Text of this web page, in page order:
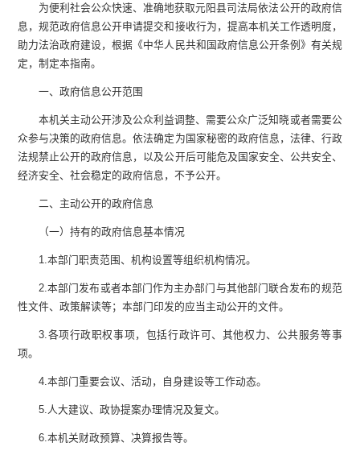
为便利社会公众快速、准确地获取元阳县司法局依法公开的政府信
息，规范政府信息公开申请提交和接收行为，提高本机关工作透明度，
助力法治政府建设，根据《中华人民共和国政府信息公开条例》有关规
定，制定本指南。
一、政府信息公开范围
本机关主动公开涉及公众利益调整、需要公众广泛知晓或者需要公
众参与决策的政府信息。依法确定为国家秘密的政府信息，法律、行政
法规禁止公开的政府信息，以及公开后可能危及国家安全、公共安全、
经济安全、社会稳定的政府信息，不予公开。
二、主动公开的政府信息
（一）持有的政府信息基本情况
1.本部门职责范围、机构设置等组织机构情况。
2.本部门发布或者本部门作为主办部门与其他部门联合发布的规范
性文件、政策解读等；本部门印发的应当主动公开的文件。
3.各项行政职权事项，包括行政许可、其他权力、公共服务等事
项。
4.本部门重要会议、活动，自身建设等工作动态。
5.人大建议、政协提案办理情况及复文。
6.本机关财政预算、决算报告等。